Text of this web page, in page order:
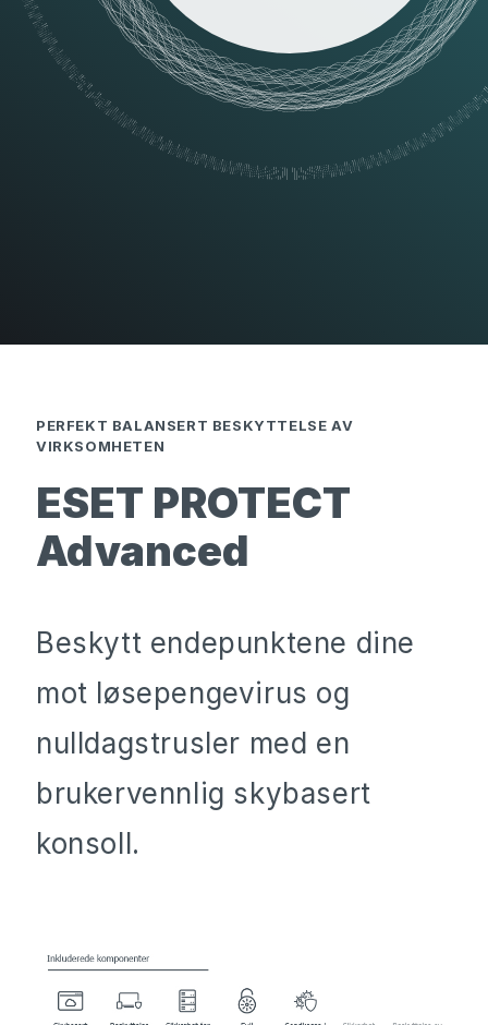
PERFEKT BALANSERT BESKYTTELSE AV
VIRKSOMHETEN
ESET PROTECT
Advanced
Beskytt endepunktene dine
mot løsepengevirus og
nulldagstrusler med en
brukervennlig skybasert
konsoll.